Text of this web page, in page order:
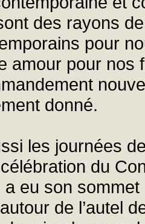
des rayons
pour
amour pour nos
donné.
les journées
du
a eu son
de l’autel